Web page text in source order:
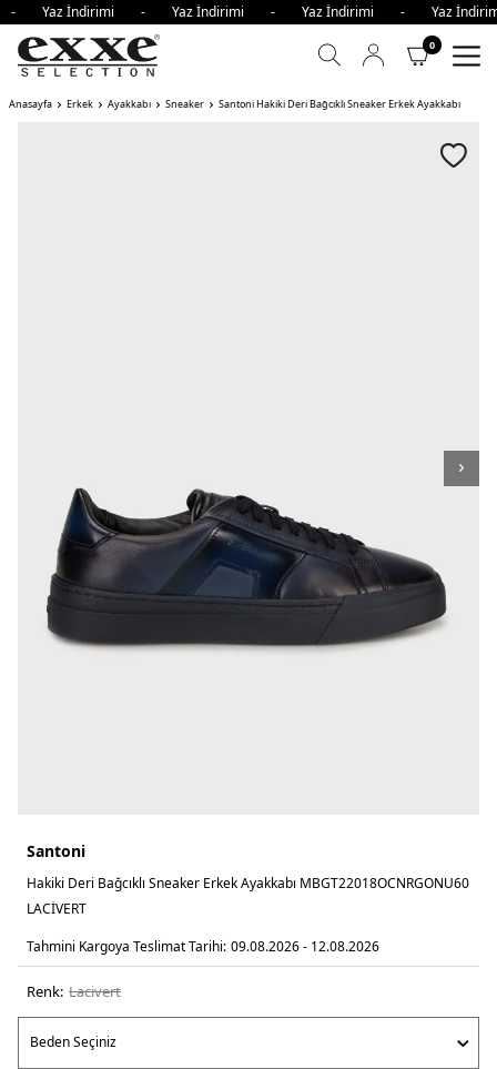
- Yaz İndirimi - Yaz İndirimi - Yaz İndirimi - Yaz
0
Anasayfa Erkek Ayakkabı Sneaker Santoni Hakiki Deri Bağcıklı Sneaker Erkek Ayakkabı
Santoni
Hakiki Deri Bağcıklı Sneaker Erkek Ayakkabı MBGT22018OCNRGONU60
LACİVERT
Tahmini Kargoya Teslimat Tarihi: 09.08.2026 - 12.08.2026
Renk: laci̇vert